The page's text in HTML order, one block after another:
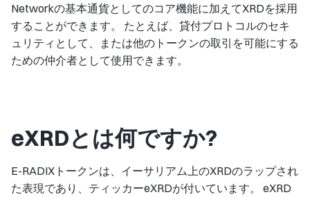
Networkの基本通貨としてのコア機能に加えてXRDを採用
することができます。 たとえば、貸付プロトコルのセキ
ュリティとして、または他のトークンの取引を可能にする
ための仲介者として使用できます。
eXRDとは何ですか?
E-RADIXトークンは、イーサリアム上のXRDのラップされ
た表現であり、ティッカーeXRDが付いています。 eXRD